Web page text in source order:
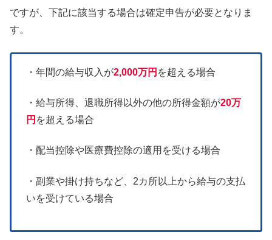
ですが、下記に該当する場合は確定申告が必要となりま
す。
・年間の給与収入が2,000万円 を超える場合
・給与所得、退職所得以外の他の所得金額が20万
円 を超える場合
・配当控除や医療費控除の適用を受ける場合
・副業や掛け持ちなど、2カ所以上から給与の支払
いを受けている場合